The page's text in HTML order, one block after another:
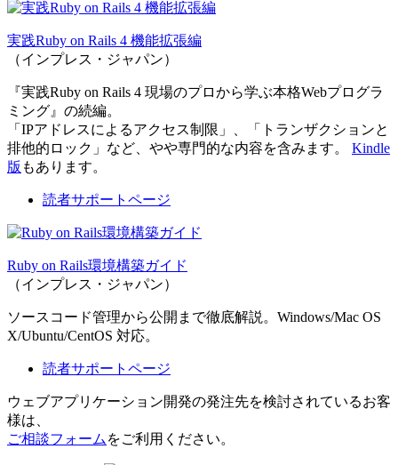
実践Ruby on Rails 4 機能拡張編
（インプレス・ジャパン）
『実践Ruby on Rails 4 現場のプロから学ぶ本格Webプログラ
ミング』の続編。
「IPアドレスによるアクセス制限」、「トランザクションと
排他的ロック」など、やや専門的な内容を含みます。 Kindle
版 もあります。
読者サポートページ
Ruby on Rails環境構築ガイド
（インプレス・ジャパン）
ソースコード管理から公開まで徹底解説。Windows/Mac OS
X/Ubuntu/CentOS 対応。
読者サポートページ
ウェブアプリケーション開発の発注先を検討されているお客
様は、
ご相談フォーム をご利用ください。